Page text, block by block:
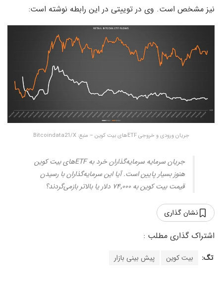
نیز مشخص است. وی در توییتی در این رابطه نوشته است:
جریان ورودی و خروجی ETFهای بیت کوین – منبع: Bitcoindata21/X
جریان سرمایه سرمایه‌گذاران خرد به ETFهای بیت کوین
هنوز بسیار پایین است. آیا این سرمایه‌گذاران با رسیدن
قیمت بیت کوین به ۷۴٬۰۰۰ دلار یا بالاتر بازمی‌گردند؟
نشان گذاری
تگ: بیت کوین پیش بینی بازار